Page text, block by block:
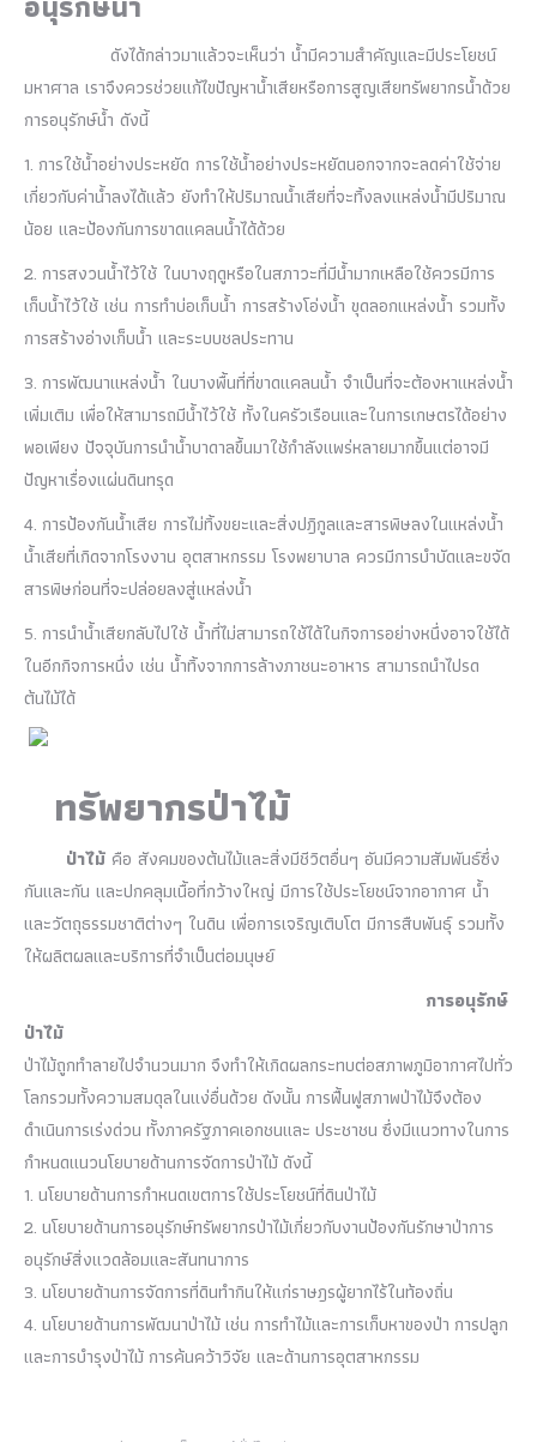
ดังได้กล่าวมาแล้วจะเห็นว่า น้ำมีความสำคัญและมีประโยชน์
มหาศาล เราจึงควรช่วยแก้ไขปัญหาน้ำเสียหรือการสูญเสียทรัพยากรน้ำด้วย
การอนุรักษ์น้ำ ดังนี้
1. การใช้น้ำอย่างประหยัด การใช้น้ำอย่างประหยัดนอกจากจะลดค่าใช้จ่าย
เกี่ยวกับค่าน้ำลงได้แล้ว ยังทำให้ปริมาณน้ำเสียที่จะทิ้งลงแหล่งน้ำมีปริมาณ
น้อย และป้องกันการขาดแคลนน้ำได้ด้วย
2. การสงวนน้ำไว้ใช้ ในบางฤดูหรือในสภาวะที่มีน้ำมากเหลือใช้ควรมีการ
เก็บน้ำไว้ใช้ เช่น การทำบ่อเก็บน้ำ การสร้างโอ่งน้ำ ขุดลอกแหล่งน้ำ รวมทั้ง
การสร้างอ่างเก็บน้ำ และระบบชลประทาน
3. การพัฒนาแหล่งน้ำ ในบางพื้นที่ที่ขาดแคลนน้ำ จำเป็นที่จะต้องหาแหล่งน้ำ
เพิ่มเติม เพื่อให้สามารถมีน้ำไว้ใช้ ทั้งในครัวเรือนและในการเกษตรได้อย่าง
พอเพียง ปัจจุบันการนำน้ำบาดาลขึ้นมาใช้กำลังแพร่หลายมากขึ้นแต่อาจมี
ปัญหาเรื่องแผ่นดินทรุด
4. การป้องกันน้ำเสีย การไม่ทิ้งขยะและสิ่งปฎิกูลและสารพิษลงในแหล่งน้ำ
น้ำเสียที่เกิดจากโรงงาน อุตสาหกรรม โรงพยาบาล ควรมีการบำบัดและขจัด
สารพิษก่อนที่จะปล่อยลงสู่แหล่งน้ำ
5. การนำน้ำเสียกลับไปใช้ น้ำที่ไม่สามารถใช้ได้ในกิจการอย่างหนึ่งอาจใช้ได้
ในอีกกิจการหนึ่ง เช่น น้ำทิ้งจากการล้างภาชนะอาหาร สามารถนำไปรด
ต้นไม้ได้
ทรัพยากรป่าไม้
ป่าไม้ คือ สังคมของต้นไม้และสิ่งมีชีวิตอื่นๆ อันมีความสัมพันธ์ซึ่ง
กันและกัน และปกคลุมเนื้อที่กว้างใหญ่ มีการใช้ประโยชน์จากอากาศ น้ำ
และวัตถุธรรมชาติต่างๆ ในดิน เพื่อการเจริญเติบโต มีการสืบพันธุ์ รวมทั้ง
ให้ผลิตผลและบริการที่จำเป็นต่อมนุษย์
การอนุรักษ์
ป่าไม้
ป่าไม้ถูกทำลายไปจำนวนมาก จึงทำให้เกิดผลกระทบต่อสภาพภูมิอากาศไปทั่ว
โลกรวมทั้งความสมดุลในแง่อื่นด้วย ดังนั้น การฟื้นฟูสภาพป่าไม้จึงต้อง
ดำเนินการเร่งด่วน ทั้งภาครัฐภาคเอกชนและ ประชาชน ซึ่งมีแนวทางในการ
กำหนดแนวนโยบายด้านการจัดการป่าไม้ดังนี้
1. นโยบายด้านการกำหนดเขตการใช้ประโยชน์ที่ดินป่าไม้
2. นโยบายด้านการอนุรักษ์ทรัพยากรป่าไม้เกี่ยวกับงานป้องกันรักษาป่าการ
อนุรักษ์สิ่งแวดล้อมและสันทนาการ
3. นโยบายด้านการจัดการที่ดินทำกินให้แก่ราษฎรผู้ยากไร้ในท้องถิ่น
4. นโยบายด้านการพัฒนาป่าไม้เช่น การทำไม้และการเก็บหาของป่า การปลูก
และการบำรุงป่าไม้ การค้นคว้าวิจัย และด้านการอุตสาหกรรม